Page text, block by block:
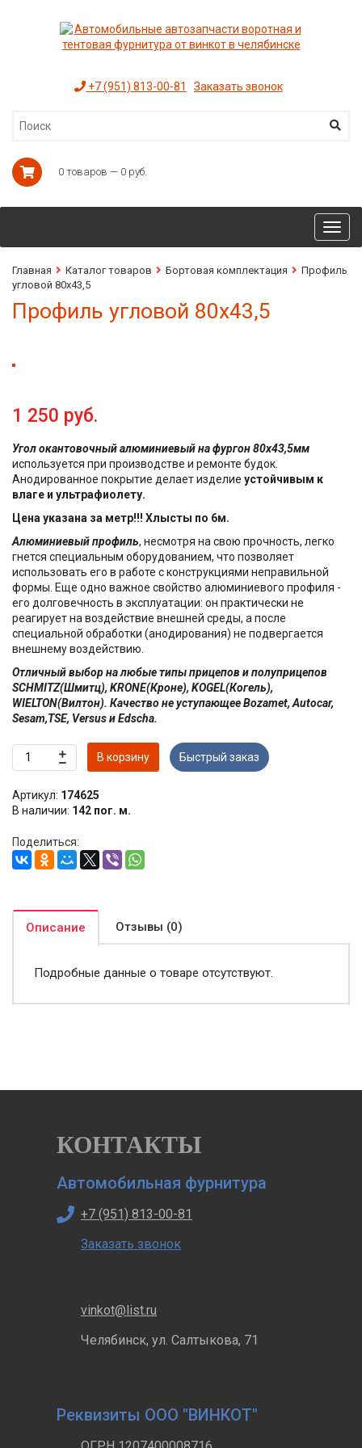
+7 (951) 813-00-81 Заказать звонок
0 товаров — 0 руб.
Главная Каталог товаров Бортовая комплектация
Профиль
угловой 80х43,5
Профиль угловой 80х43,5
1 250 руб.
Угол окантовочный алюминиевый на фургон 80х43,5мм
используется при производстве и ремонте будок.
Анодированное покрытие делает изделие устойчивым к
влаге и ультрафиолету.
Цена указана за метр!!! Хлысты по 6м.
Алюминиевый профиль, несмотря на свою прочность, легко
гнется специальным оборудованием, что позволяет
использовать его в работе с конструкциями неправильной
формы. Еще одно важное свойство алюминиевого профиля -
его долговечность в эксплуатации: он практически не
реагирует на воздействие внешней среды, а после
специальной обработки (анодирования) не подвергается
внешнему воздействию.
Отличный выбор на любые типы прицепов и полуприцепов
SCHMITZ(Шмитц), KRONE(Кроне), KOGEL(Когель),
WIELTON(Вилтон). Качество не уступающее Bozamet, Autocar,
Sesam,TSE, Versus и Edscha.
В корзину Быстрый заказ
Артикул: 174625
В наличии: 142 пог. м.
Поделиться:
Описание Отзывы (0)
Подробные данные о товаре отсутствуют.
КОНТАКТЫ
Автомобильная фурнитура
+7 (951) 813-00-81
Заказать звонок
vinkot@list.ru
Челябинск, ул. Салтыкова, 71
Реквизиты ООО "ВИНКОТ"